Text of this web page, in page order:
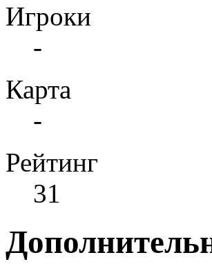
Игроки
-
Карта
-
Рейтинг
31